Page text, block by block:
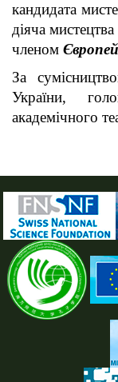
кандидата
діяча
членом
За
України,
академічного